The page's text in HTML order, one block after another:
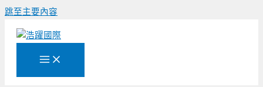
跳至主要內容